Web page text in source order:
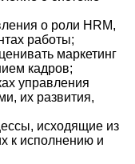
о роли HRM,
работы;
маркетинг
кадров;
управления
их развития,
исходящие из
к исполнению и